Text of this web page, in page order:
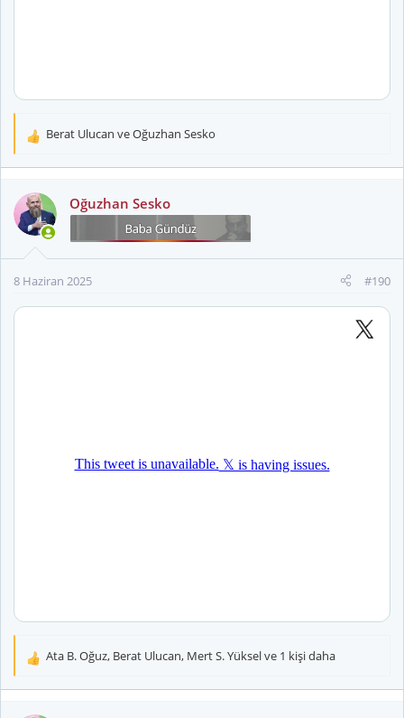
T
k
i
l
:
Berat Ulucan veOğuzhan Sesko
Oğuzhan Sesko
8 Haziran 2025 #190
T
Ata B. Oğuz, Berat Ulucan, Mert S. Yükselve 1 kişi daha